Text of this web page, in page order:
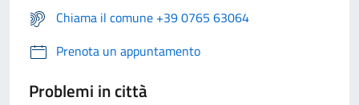
Chiama il comune +39 0765 63064
Prenota un appuntamento
Problemi in città